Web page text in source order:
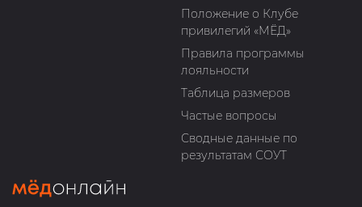
Положение о Клубе
привилегий «МЁД»
Правила программы
лояльности
Таблица размеров
Частые вопросы
Сводные данные по
результатам СОУТ